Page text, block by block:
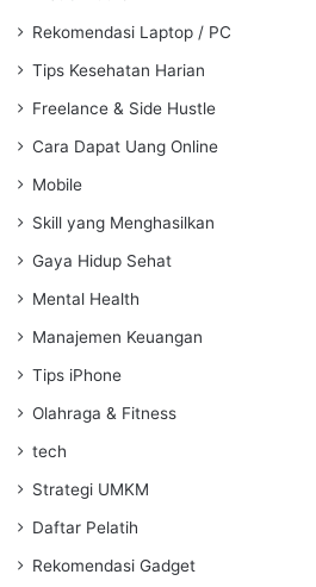
Rekomendasi Laptop / PC
Tips Kesehatan Harian
Freelance & Side Hustle
Cara Dapat Uang Online
Mobile
Skill yang Menghasilkan
Gaya Hidup Sehat
Mental Health
Manajemen Keuangan
Tips iPhone
Olahraga & Fitness
tech
Strategi UMKM
Daftar Pelatih
Rekomendasi Gadget